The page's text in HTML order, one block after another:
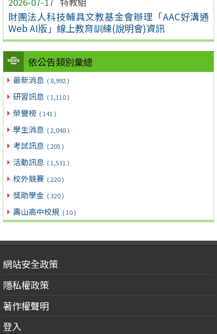
財團法人科技輔具文教基金會辦理「AAC好溝通
Web AI版」線上教育訓練(說明會)資訊
依公告類別彙總
最新消息 ( 8,992 )
研習訊息 ( 1,110 )
榮譽榜 ( 141 )
學生消息 ( 2,048 )
考試訊息 ( 205 )
活動訊息 ( 1,531 )
校外競賽 ( 220 )
獎助學金 ( 320 )
壽山高中校規 ( 10 )
網站安全政策
隱私權政策
著作權聲明
登入